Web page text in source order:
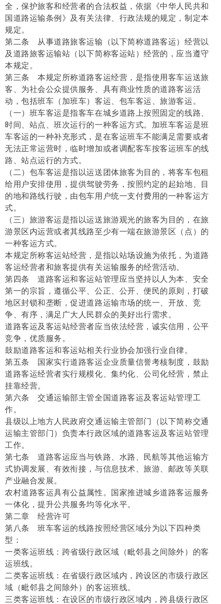
全，保护旅客和经营者的合法权益，依据《中华人民共和
国道路运输条例》及有关法律、行政法规的规定，制定本
规定。
第二条 从事道路旅客运输（以下简称道路客运）经营以
及道路旅客运输站（以下简称客运站）经营的，应当遵守
本规定。
第三条 本规定所称道路客运经营，是指使用客车运送旅
客、为社会公众提供服务、具有商业性质的道路客运活
动，包括班车（加班车）客运、包车客运、旅游客运。
（一）班车客运是指客车在城乡道路上按照固定的线路、
时间、站点、班次运行的一种客运方式。加班车客运是班
车客运的一种补充形式，是在客运班车不能满足需要或者
无法正常运营时，临时增加或者调配客车按客运班车的线
路、站点运行的方式。
（二）包车客运是指以运送团体旅客为目的，将客车包租
给用户安排使用，提供驾驶劳务，按照约定的起始地、目
的地和路线行驶，由包车用户统一支付费用的一种客运方
式。
（三）旅游客运是指以运送旅游观光的旅客为目的，在旅
游景区内运营或者其线路至少有一端在旅游景区（点）的
一种客运方式。
本规定所称客运站经营，是指以站场设施为依托，为道路
客运经营者和旅客提供有关运输服务的经营活动。
第四条 道路客运和客运站管理应当坚持以人为本、安全
第一的宗旨，遵循公平、公正、公开、便民的原则，打破
地区封锁和垄断，促进道路运输市场的统一、开放、竞
争、有序，满足广大人民群众的美好出行需求。
道路客运及客运站经营者应当依法经营，诚实信用，公平
竞争，优质服务。
鼓励道路客运和客运站相关行业协会加强行业自律。
第五条 国家实行道路客运企业质量信誉考核制度，鼓励
道路客运经营者实行规模化、集约化、公司化经营，禁止
挂靠经营。
第六条 交通运输部主管全国道路客运及客运站管理工
作。
县级以上地方人民政府交通运输主管部门（以下简称交通
运输主管部门）负责本行政区域的道路客运及客运站管理
工作。
第七条 道路客运应当与铁路、水路、民航等其他运输方
式协调发展、有效衔接，与信息技术、旅游、邮政等关联
产业融合发展。
农村道路客运具有公益属性。国家推进城乡道路客运服务
一体化，提升公共服务均等化水平。
第二章 经营许可
第八条 班车客运的线路按照经营区域分为以下四种类
型：
一类客运班线：跨省级行政区域（毗邻县之间除外）的客
运班线。
二类客运班线：在省级行政区域内，跨设区的市级行政区
域（毗邻县之间除外）的客运班线。
三类客运班线：在设区的市级行政区域内，跨县级行政区